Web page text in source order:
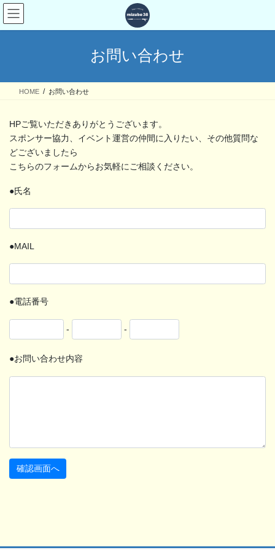
お問い合わせ
HOME お問い合わせ
HPご覧いただきありがとうございます。
スポンサー協力、イベント運営の仲間に入りたい、その他質問な
どございましたら
こちらのフォームからお気軽にご相談ください。
●氏名
●MAIL
●電話番号
- -
●お問い合わせ内容